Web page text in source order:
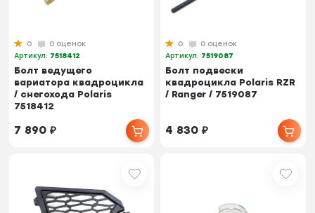
0
0 оценок
Артикул: 7518412
Болт ведущего
вариатора квадроцикла
/ снегохода Polaris
7518412
7 890₽
0
0 оценок
Артикул: 7519087
Болт подвески
квадроцикла Polaris RZR
/ Ranger / 7519087
4 830₽